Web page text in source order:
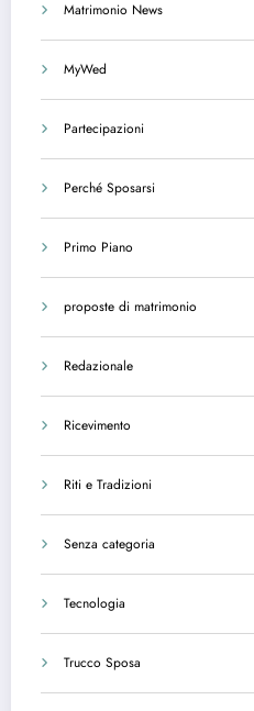
Matrimonio News
MyWed
Partecipazioni
Perché Sposarsi
Primo Piano
proposte di matrimonio
Redazionale
Ricevimento
Riti e Tradizioni
Senza categoria
Tecnologia
Trucco Sposa